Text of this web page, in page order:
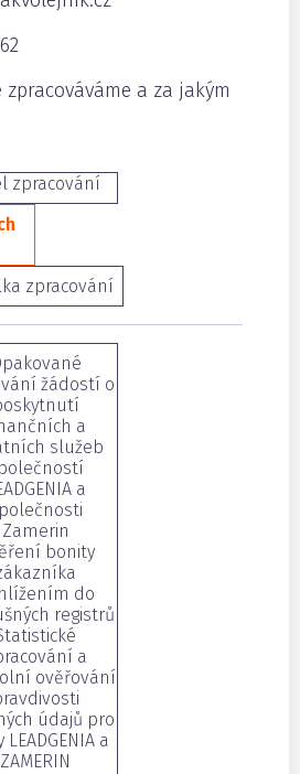
a za jakým
zpracování
zpracování
žádostí o
a
služeb
a
Zamerin
bonity
do
registrů
a
ověřování
údajů pro
LEADGENIA a
ZAMERIN